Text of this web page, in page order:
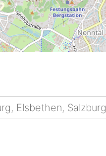
Elsbethen, Salzburg